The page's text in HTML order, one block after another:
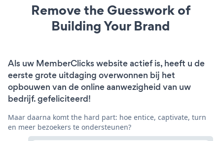
Remove the Guesswork of
Building Your Brand
Als uw MemberClicks website actief is, heeft u de
eerste grote uitdaging overwonnen bij het
opbouwen van de online aanwezigheid van uw
bedrijf. gefeliciteerd!
Maar daarna komt the hard part: hoe entice, captivate, turn
en meer bezoekers te ondersteunen?